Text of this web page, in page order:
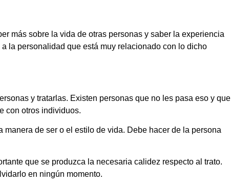
más sobre la vida de otras personas y saber la experiencia
la personalidad que está muy relacionado con lo dicho
y tratarlas. Existen personas que no les pasa eso y que
con otros individuos.
de ser o el estilo de vida. Debe hacer de la persona
que se produzca la necesaria calidez respecto al trato.
en ningún momento.